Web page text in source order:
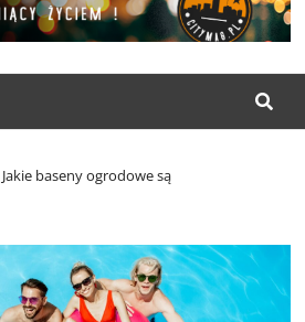
Jakie baseny ogrodowe są